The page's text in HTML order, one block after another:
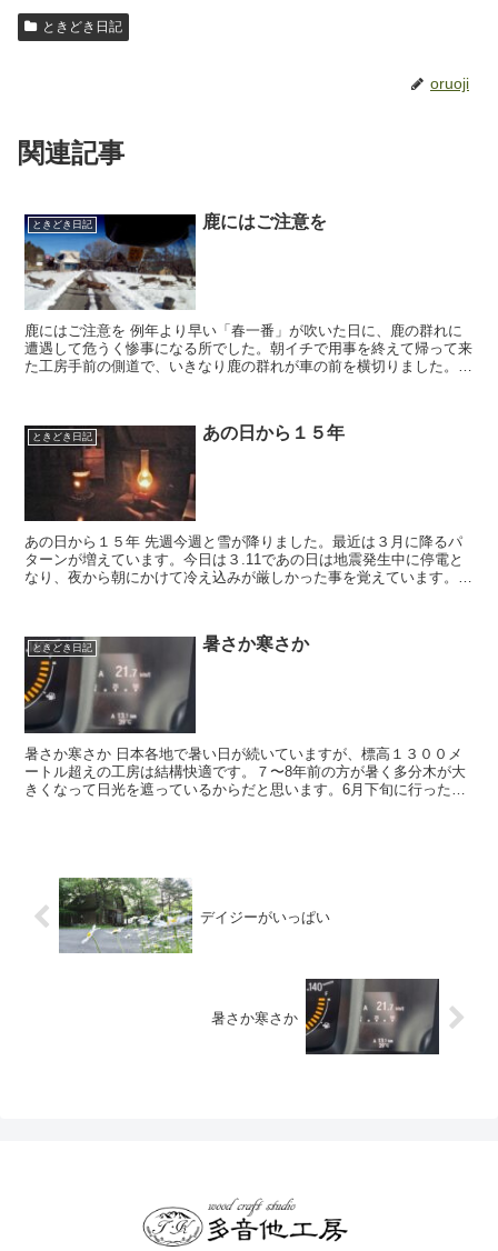
ときどき日記
oruoji
関連記事
ときどき日記 鹿にはご注意を
鹿にはご注意を 例年より早い「春一番」が吹いた日に、鹿の群れに
遭遇して危うく惨事になる所でした。朝イチで用事を終えて帰って来
た工房手前の側道で、いきなり鹿の群れが車の前を横切りました。す
ときどき日記 あの日から１５年
あの日から１５年 先週今週と雪が降りました。最近は３月に降るパ
ターンが増えています。今日は３.11であの日は地震発生中に停電と
なり、夜から朝にかけて冷え込みが厳しかった事を覚えています。余
ときどき日記 暑さか寒さか
暑さか寒さか 日本各地で暑い日が続いていますが、標高１３００メ
ートル超えの工房は結構快適です。７〜8年前の方が暑く多分木が大
きくなって日光を遮っているからだと思います。6月下旬に行った東
デイジーがいっぱい
暑さか寒さか